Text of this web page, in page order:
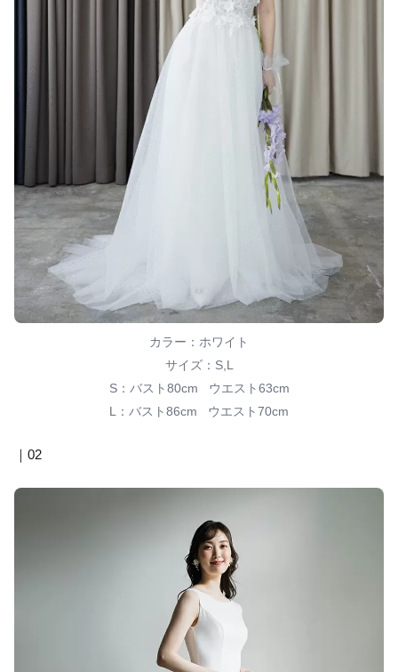
カラー：ホワイト
サイズ：S,L
S：バスト80cm ウエスト63cm
L：バスト86cm ウエスト70cm
｜02